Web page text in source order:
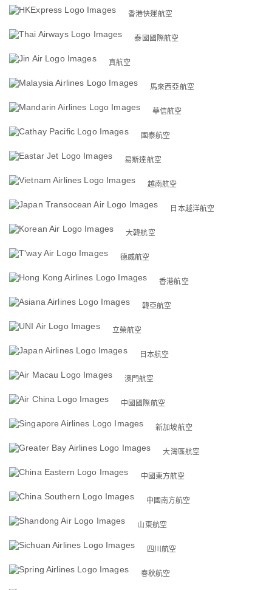
香港快運航空
泰國國際航空
真航空
馬來西亞航空
華信航空
國泰航空
易斯達航空
越南航空
日本越洋航空
大韓航空
德威航空
香港航空
韓亞航空
立榮航空
日本航空
澳門航空
中國國際航空
新加坡航空
大灣區航空
中國東方航空
中國南方航空
山東航空
四川航空
春秋航空